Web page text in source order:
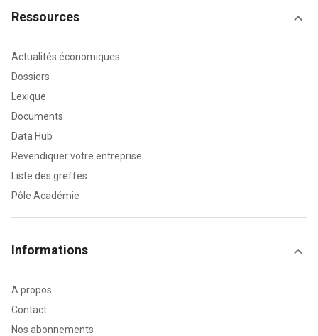
Ressources
Actualités économiques
Dossiers
Lexique
Documents
Data Hub
Revendiquer votre entreprise
Liste des greffes
Pôle Académie
Informations
A propos
Contact
Nos abonnements